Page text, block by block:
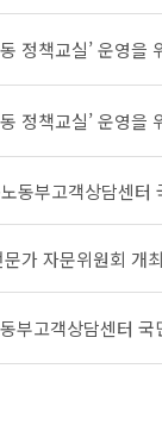
정책교실’ 운영을
정책교실’ 운영을
노동부고객상담센
가 자문위원회 개
부고객상담센터